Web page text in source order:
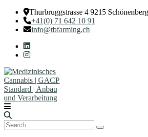
Thurbruggstrasse 4 9215
+41(0) 71 642 10 91
info@tbfarming.ch
Search
for:
Search